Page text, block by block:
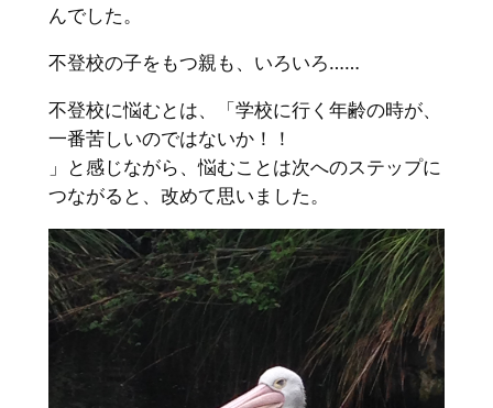
んでした。
不登校の子をもつ親も、いろいろ……
不登校に悩むとは、「学校に行く年齢の時が、
一番苦しいのではないか！！
」と感じながら、悩むことは次へのステップに
つながると、改めて思いました。